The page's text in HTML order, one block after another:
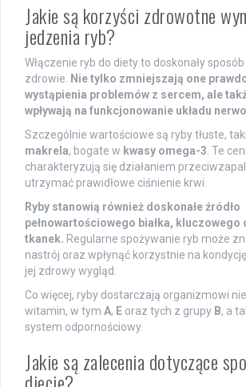
Jakie są korzyści zdrowotne
jedzenia ryb?
Włączenie ryb do diety to doskonały
zdrowie. Nie tylko zmniejszają one
wystąpienia problemów z sercem, ale
wpływają na funkcjonowanie układu
Szczególnie wartościowe są ryby tłuste,
makrela, bogate w kwasy omega-3. Te
charakteryzują się działaniem
utrzymać prawidłowe ciśnienie krwi.
Ryby stanowią również doskonałe źródło
pełnowartościowego białka, kluczowego
tkanek. Regularne spożywanie ryb może
nastrój oraz wpłynąć korzystnie na
jej zdrowy wygląd.
Co więcej, ryby dostarczają organizmowi
witamin, w tym A, E oraz tych z grupy B, a
system odpornościowy.
Jakie są zalecenia dotyczące